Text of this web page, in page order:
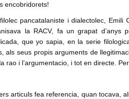
encobridorets!
pancatalaniste i dialectolec,
la RACV, fa un grapat d’anys
que yo sapia, en la serie
als seus propis arguments de
rao i l’argumentacio, i tot en directe.
articuls fea referencia, quan tocava,